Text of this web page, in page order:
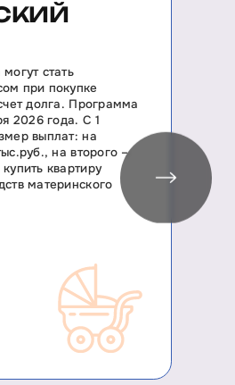
стать
при покупке
долга. Программа
2026 года. С 1
выплат: на
на второго –
квартиру
материнского